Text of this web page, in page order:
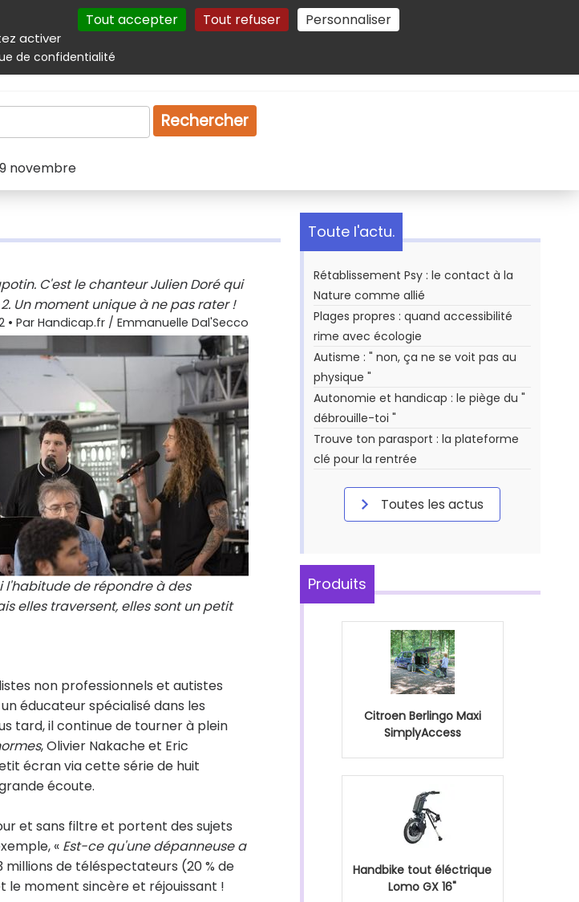
activer
Tout accepter Tout refuser Personnaliser
de confidentialité
Autres services Plan du site Gestion des cookies
Emploi Droit
Rechercher
novembre
C'est le chanteur Julien Doré qui
Un moment unique à ne pas rater !
• Par Handicap.fr / Emmanuelle Dal'Secco
l'habitude de répondre à des
elles traversent, elles sont un petit
non professionnels et autistes
éducateur spécialisé dans les
tard, il continue de tourner à plein
, Olivier Nakache et Eric
écran via cette série de huit
écoute.
et sans filtre et portent des sujets
« Est-ce qu'une dépanneuse a
de téléspectateurs (20 % de
moment sincère et réjouissant !
Toute l'actu.
Rétablissement Psy : le contact à la
Nature comme allié
Plages propres : quand accessibilité
rime avec écologie
Autisme : " non, ça ne se voit pas au
physique "
Autonomie et handicap : le piège du "
débrouille-toi "
Trouve ton parasport : la plateforme
clé pour la rentrée
Toutes les actus
Produits
Citroen Berlingo Maxi
SimplyAccess
Handbike tout éléctrique
Lomo GX 16"